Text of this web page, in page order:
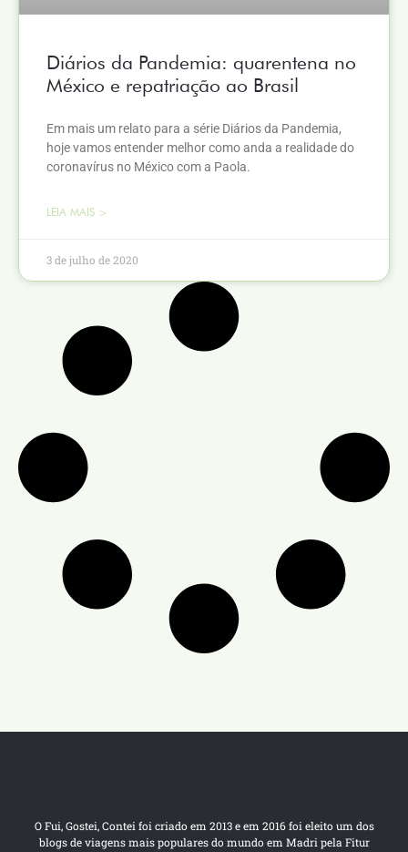
Diários da Pandemia: quarentena no
México e repatriação ao Brasil
Em mais um relato para a série Diários da Pandemia,
hoje vamos entender melhor como anda a realidade do
coronavírus no México com a Paola.
LEIA MAIS >
3 de julho de 2020
O Fui, Gostei, Contei foi criado em 2013 e em 2016 foi eleito um dos
blogs de viagens mais populares do mundo em Madri pela Fitur